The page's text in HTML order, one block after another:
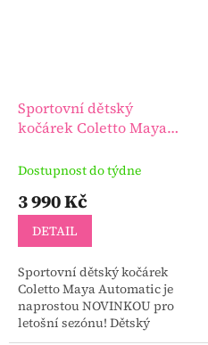
Sportovní dětský
kočárek Coletto Maya
Dostupnost do týdne
3 990 Kč
DETAIL
Sportovní dětský kočárek
Coletto Maya Automatic je
naprostou NOVINKOU pro
letošní sezónu! Dětský
kočárek vhodný pro děti od 6